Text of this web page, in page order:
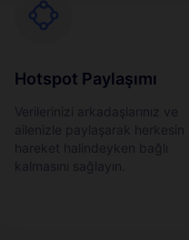
Hotspot Paylaşımı